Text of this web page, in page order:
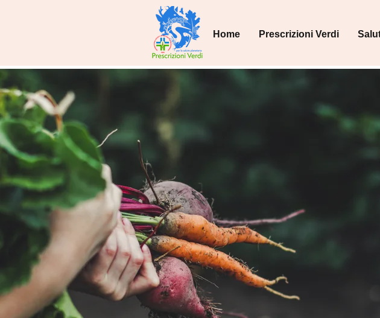
Home Prescrizioni Verdi